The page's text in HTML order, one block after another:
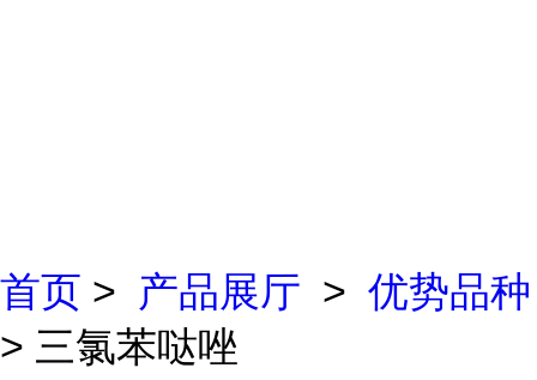
首页 > 产品展厅 > 优势品种
> 三氯苯哒唑